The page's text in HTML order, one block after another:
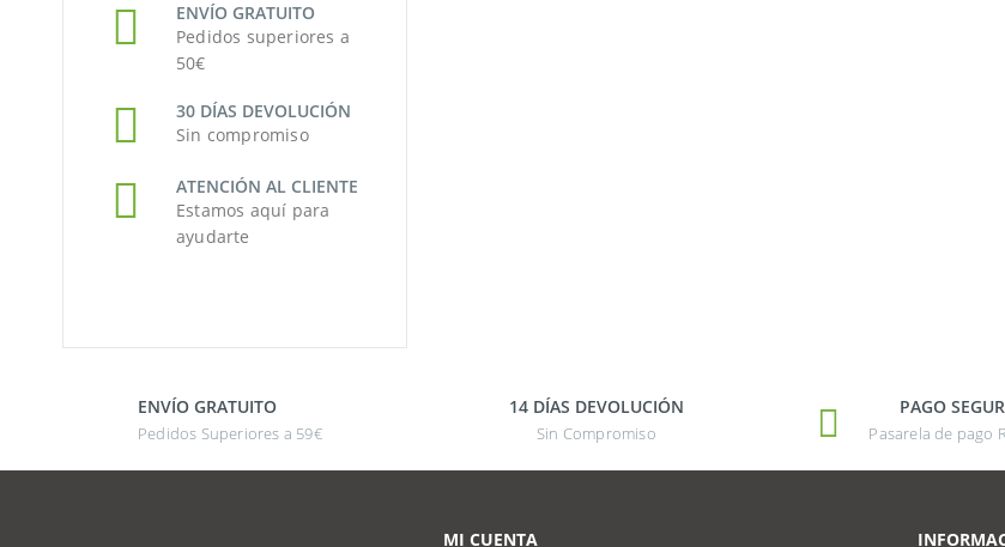
ENVÍO GRATUITO
Pedidos superiores a
50€
30 DÍAS DEVOLUCIÓN
Sin compromiso
ATENCIÓN AL CLIENTE
Estamos aquí para
ayudarte
ENVÍO GRATUITO
Pedidos Superiores a 59€
14 DÍAS DEVOLUCIÓN
Sin Compromiso
PAGO
Pasarela de pago
MI CUENTA